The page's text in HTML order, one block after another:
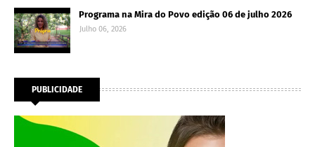
Programa na Mira do Povo edição 06 de julho 2026
Julho 06, 2026
PUBLICIDADE